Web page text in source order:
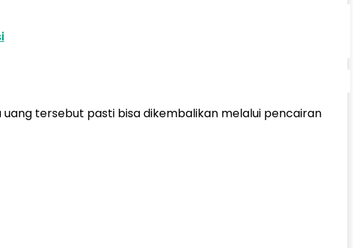
tersebut pasti bisa dikembalikan melalui pencairan